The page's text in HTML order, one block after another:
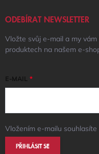
ODEBÍRAT NEWSLETTER
Vložte svůj e-mail a my
produktech na našem e-
E-MAIL
Vložením e-mailu souhlasíte
PŘIHLÁSIT SE